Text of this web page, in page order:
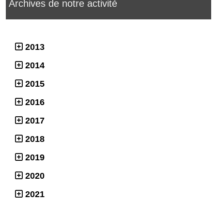
Archives de notre activité
2013
2014
2015
2016
2017
2018
2019
2020
2021